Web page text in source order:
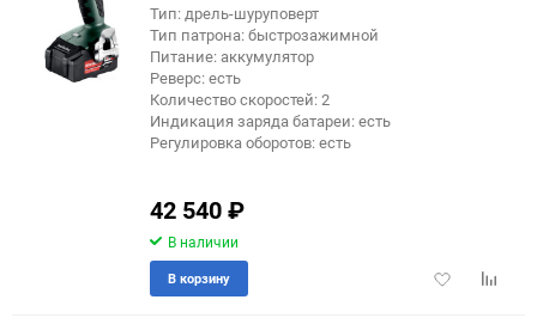
Тип: дрель-шуруповерт
Тип патрона: быстрозажимной
Питание: аккумулятор
Реверс: есть
Количество скоростей: 2
Индикация заряда батареи: есть
Регулировка оборотов: есть
42 540₽
В наличии
Добавить
В корзину